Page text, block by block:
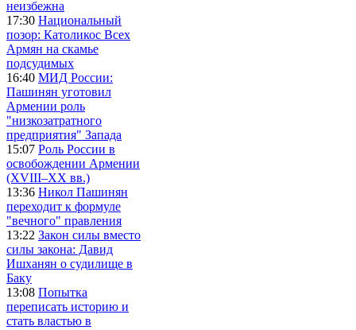
неизбежна
17:30 Национальный
позор: Католикос Всех
Армян на скамье
подсудимых
16:40 МИД России:
Пашинян уготовил
Армении роль
"низкозатратного
предприятия" Запада
15:07 Роль России в
освобождении Армении
(XVIII–XX вв.)
13:36 Никол Пашинян
переходит к формуле
"вечного" правления
13:22 Закон силы вместо
силы закона: Давид
Ишханян о судилище в
Баку
13:08 Попытка
переписать историю и
стать властью в